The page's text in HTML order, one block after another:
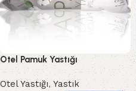
Otel Pamuk Yastığı
Otel Yastığı, Yastık